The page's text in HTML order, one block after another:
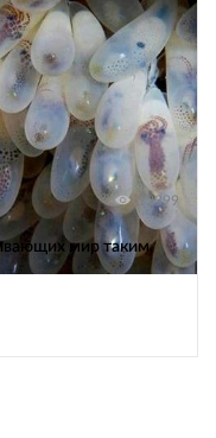
12399
мир таким,